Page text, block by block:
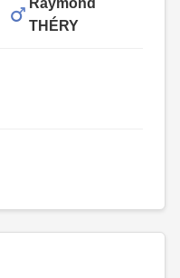
Raymond
THÉRY